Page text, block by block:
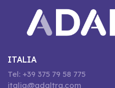
ITALIA
Tel: +39 375 79 58 775
italia@adaltra.com